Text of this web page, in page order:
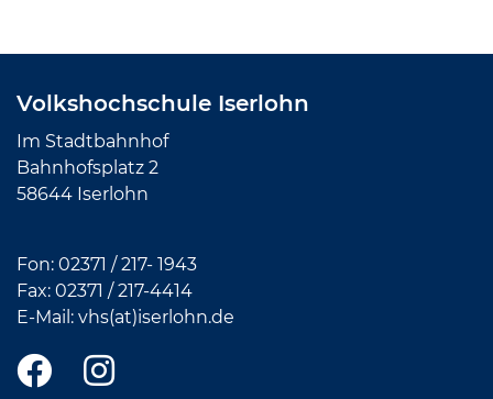
Volkshochschule Iserlohn
Im Stadtbahnhof
Bahnhofsplatz 2
58644 Iserlohn
Fon: 02371 / 217- 1943
Fax: 02371 /217-4414
E-Mail: vhs(at)iserlohn.de